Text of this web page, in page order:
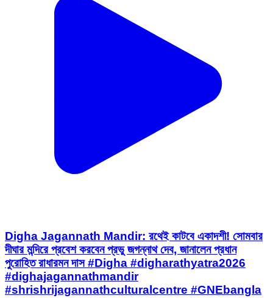
Digha Jagannath Mandir: রথেই কাটবে একাদশী! সোমবার
দীঘার মন্দিরে প্রবেশ করবেন প্রভু জগন্নাথ দেব, জানালেন প্রধান
পুরোহিত রাধারমন দাস #Digha #digharathyatra2026
#dighajagannathmandir
#shrishrijagannathculturalcentre #GNEbangla